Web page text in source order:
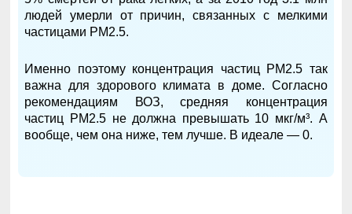
людей умерли от причин, связанных с мелкими
частицами РМ2.5.
Именно поэтому концентрация частиц PM2.5 так
важна для здорового климата в доме. Согласно
рекомендациям ВОЗ, средняя концентрация
частиц PM2.5 не должна превышать 10 мкг/м³. А
вообще, чем она ниже, тем лучше. В идеале — 0.